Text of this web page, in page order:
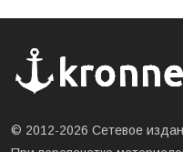
© 2012-2026 Сетевое